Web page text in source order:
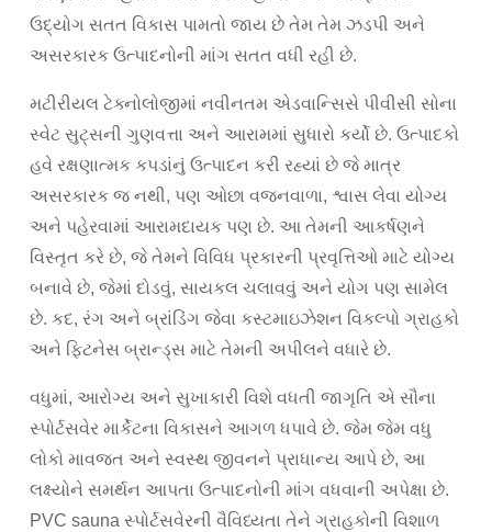
ઉદ્યોગ સતત વિકાસ પામતો જાય છે તેમ તેમ ઝડપી અને
અસરકારક ઉત્પાદનોની માંગ સતત વધી રહી છે.
મટીરીયલ ટેક્નોલોજીમાં નવીનતમ એડવાન્સિસે પીવીસી સોના
સ્વેટ સુટ્સની ગુણવત્તા અને આરામમાં સુધારો કર્યો છે. ઉત્પાદકો
હવે રક્ષણાત્મક કપડાંનું ઉત્પાદન કરી રહ્યાં છે જે માત્ર
અસરકારક જ નથી, પણ ઓછા વજનવાળા, શ્વાસ લેવા યોગ્ય
અને પહેરવામાં આરામદાયક પણ છે. આ તેમની આકર્ષણને
વિસ્તૃત કરે છે, જે તેમને વિવિધ પ્રકારની પ્રવૃત્તિઓ માટે યોગ્ય
બનાવે છે, જેમાં દોડવું, સાયકલ ચલાવવું અને યોગ પણ સામેલ
છે. કદ, રંગ અને બ્રાંડિંગ જેવા કસ્ટમાઇઝેશન વિકલ્પો ગ્રાહકો
અને ફિટનેસ બ્રાન્ડ્સ માટે તેમની અપીલને વધારે છે.
વધુમાં, આરોગ્ય અને સુખાકારી વિશે વધતી જાગૃતિ એ સૌના
સ્પોર્ટસવેર માર્કેટના વિકાસને આગળ ધપાવે છે. જેમ જેમ વધુ
લોકો માવજત અને સ્વસ્થ જીવનને પ્રાધાન્ય આપે છે, આ
લક્ષ્યોને સમર્થન આપતા ઉત્પાદનોની માંગ વધવાની અપેક્ષા છે.
PVC sauna સ્પોર્ટસવેરની વૈવિધ્યતા તેને ગ્રાહકોની વિશાળ